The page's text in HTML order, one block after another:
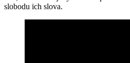
slobodu ich slova.